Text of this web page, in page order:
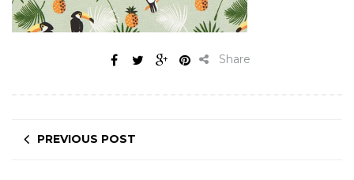
Share
PREVIOUS POST